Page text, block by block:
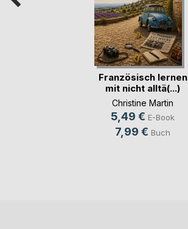
Französisch lernen
mit nicht alltä(...)
Christine Martin
5,49 € E-Book
7,99 € Buch